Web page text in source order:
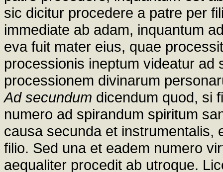
sic dicitur procedere a patre per
immediate ab adam, inquantum
eva fuit mater eius, quae
processionis ineptum videatur ad
processionem divinarum
Ad secundum dicendum quod, si
numero ad spirandum spiritum
causa secunda et instrumentalis,
filio. Sed una et eadem numero
aequaliter procedit ab utroque.